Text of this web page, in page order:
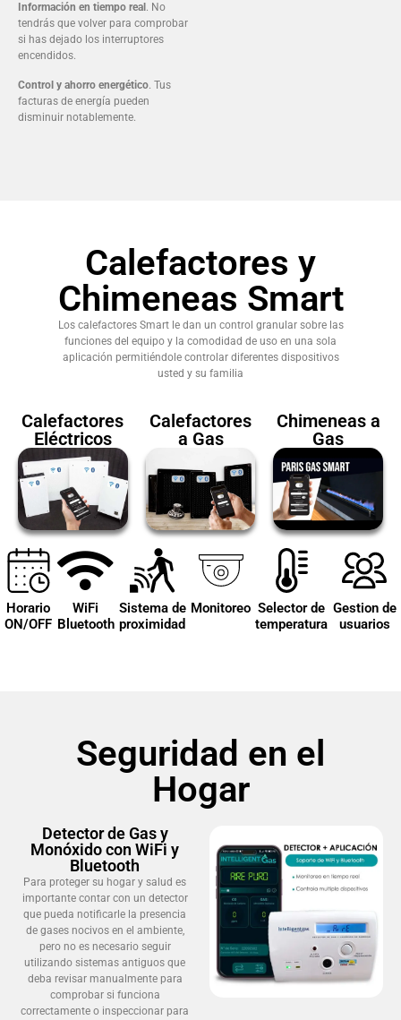
Información en tiempo real . No
tendrás que volver para comprobar
si has dejado los interruptores
encendidos.
Control y ahorro energético. Tus
facturas de energía pueden
disminuir notablemente.
Calefactores y
Chimeneas Smart
Los calefactores Smart le dan un control granular sobre las
funciones del equipo y la comodidad de uso en una sola
aplicación permitiéndole controlar diferentes dispositivos
usted y su familia
Calefactores
Eléctricos
Calefactores
a Gas
Chimeneas a
Gas
Horario
ON/OFF
WiFi
Bluetooth
Sistema de
proximidad
Monitoreo Selector de
temperatura
Gestion de
usuarios
Seguridad en el
Hogar
Detector de Gas y
Monóxido con WiFi y
Bluetooth
Para proteger su hogar y salud es
importante contar con un detector
que pueda notificarle la presencia
de gases nocivos en el ambiente,
pero no es necesario seguir
utilizando sistemas antiguos que
deba revisar manualmente para
comprobar si funciona
correctamente o inspeccionar para